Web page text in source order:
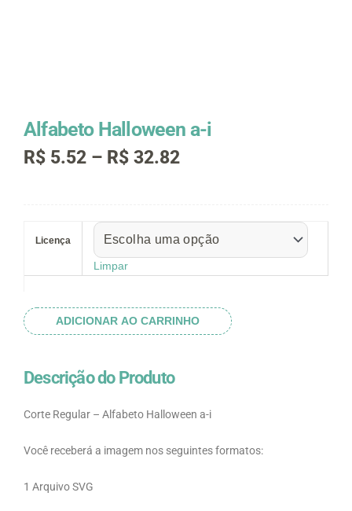
Alfabeto Halloween a-i
R$ 5.52 – R$ 32.82Faixa
através
R$ 32.82
Licença
Limpar
ADICIONAR AO CARRINHO
Descrição do Produto
Corte Regular – Alfabeto Halloween a-i
Você receberá a imagem nos seguintes formatos:
1 Arquivo SVG